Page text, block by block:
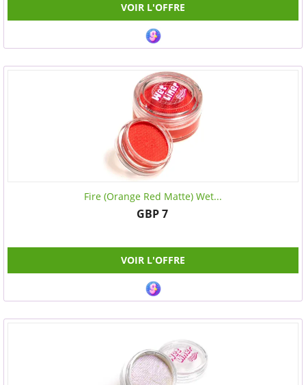
VOIR L'OFFRE
Fire (Orange Red Matte) Wet...
GBP 7
VOIR L'OFFRE